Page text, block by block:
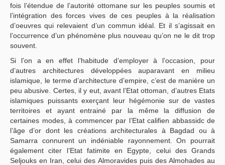
fois l’étendue de l’autorité ottomane sur les peuples soumis et
l’intégration des forces vives de ces peuples à la réalisation
d’oeuvres qui relevaient d’un commun idéal. Et il s’agissait en
l’occurrence d’un phénomène plus nouveau qu’on ne le dit trop
souvent.
Si l’on a en effet l’habitude d’employer à l’occasion, pour
d’autres architectures développées auparavant en milieu
islamique, le terme d’architecture d’empire, c’est de manière un
peu abusive. Certes, il y eut, avant l’Etat ottoman, d’autres Etats
islamiques puissants exerçant leur hégémonie sur de vastes
territoires et ayant entrainé par la même la diffusion de
certaines modes, à commencer par l’Etat califien abbassidc de
l’âge d’or dont les créations architecturales à Bagdad ou à
Samarra connurent un indéniable rayonnement. On pourrait
également citer l’Etat fatimite en Egypte, celui des Grands
Seljouks en Iran, celui des Almoravides puis des Almohades au